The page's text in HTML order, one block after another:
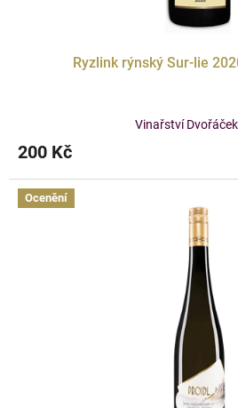
Ryzlink rýnský Sur-lie
Vinařství
200 Kč
Ocenění